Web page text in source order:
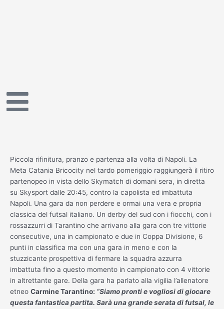
Piccola rifinitura, pranzo e partenza alla volta di Napoli. La
Meta Catania Bricocity nel tardo pomeriggio raggiungerà il ritiro
partenopeo in vista dello Skymatch di domani sera, in diretta
su Skysport dalle 20:45, contro la capolista ed imbattuta
Napoli. Una gara da non perdere e ormai una vera e propria
classica del futsal italiano. Un derby del sud con i fiocchi, con i
rossazzurri di Tarantino che arrivano alla gara con tre vittorie
consecutive, una in campionato e due in Coppa Divisione, 6
punti in classifica ma con una gara in meno e con la
stuzzicante prospettiva di fermare la squadra azzurra
imbattuta fino a questo momento in campionato con 4 vittorie
in altrettante gare. Della gara ha parlato alla vigilia l’allenatore
etneo Carmine Tarantino: “Siamo pronti e vogliosi di giocare
questa fantastica partita. Sarà una grande serata di futsal, le